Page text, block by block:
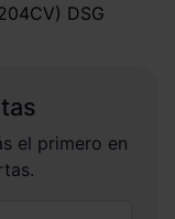
DSG
el primero en